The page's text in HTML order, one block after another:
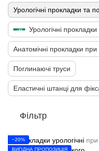
Урологічні прокладки та
Анатомічні прокладки
Поглинаючі труси
Еластичні штанці для
Фільтр
−20%
ВИГІДНА ПРОПОЗИЦІЯ